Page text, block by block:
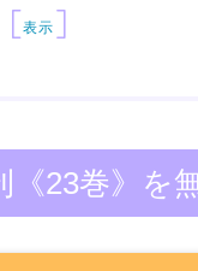
[表示 ]
《23巻》を